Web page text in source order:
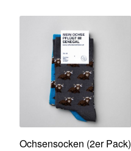
Ochsensocken (2er Pack)